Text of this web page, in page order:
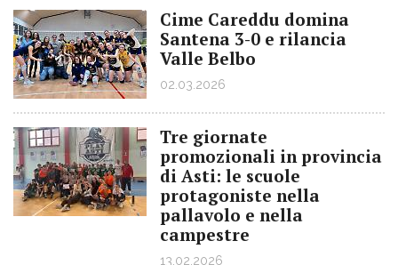
Cime Careddu domina
Santena 3-0 e rilancia
Valle Belbo
02.03.2026
Tre giornate
promozionali in provincia
di Asti: le scuole
protagoniste nella
pallavolo e nella
campestre
13.02.2026